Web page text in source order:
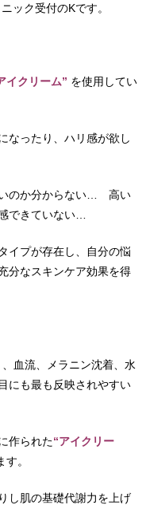
ック受付のKです。
イクリーム” を使用してい
なったり、ハリ感が欲し
いのか分からない… 高い
できていない…
イプが存在し、自分の悩
分なスキンケア効果を得
血流、メラニン沈着、水
にも最も反映されやすい
作られた“アイクリー
。
し肌の基礎代謝力を上げ